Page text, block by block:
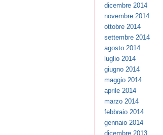
dicembre 2014
novembre 2014
ottobre 2014
settembre 2014
agosto 2014
luglio 2014
giugno 2014
maggio 2014
aprile 2014
marzo 2014
febbraio 2014
gennaio 2014
dicembre 2013